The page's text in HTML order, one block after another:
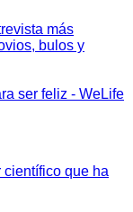
más
bulos y
ser feliz - WeLife